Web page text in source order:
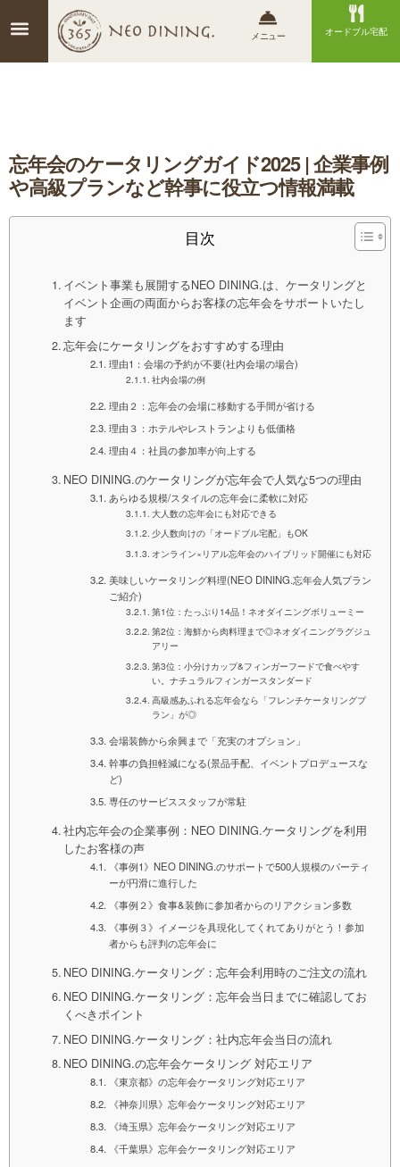
メニュー オードブル宅配
忘年会のケータリングガイド2025 | 企業事例
や高級プランなど幹事に役立つ情報満載
目次
イベント事業も展開するNEO DINING.は、ケータリングと
イベント企画の両面からお客様の忘年会をサポートいたし
ます
忘年会にケータリングをおすすめする理由
理由1：会場の予約が不要(社内会場の場合)
社内会場の例
理由２：忘年会の会場に移動する手間が省ける
理由３：ホテルやレストランよりも低価格
理由４：社員の参加率が向上する
NEO DINING.のケータリングが忘年会で人気な5つの理由
あらゆる規模/スタイルの忘年会に柔軟に対応
大人数の忘年会にも対応できる
少人数向けの「オードブル宅配」もOK
オンライン×リアル忘年会のハイブリッド開催にも対応
美味しいケータリング料理(NEO DINING.忘年会人気プラン
ご紹介)
第1位：たっぷり14品！ネオダイニングボリューミー
第2位：海鮮から肉料理まで◎ネオダイニングラグジュ
アリー
第3位：小分けカップ&フィンガーフードで食べやす
い。ナチュラルフィンガースタンダード
高級感あふれる忘年会なら「フレンチケータリングプ
ラン」が◎
会場装飾から余興まで「充実のオプション」
幹事の負担軽減になる(景品手配、イベントプロデュースな
ど)
専任のサービススタッフが常駐
社内忘年会の企業事例：NEO DINING.ケータリングを利用
したお客様の声
《事例1》NEO DINING.のサポートで500人規模のパーティ
ーが円滑に進行した
《事例２》食事&装飾に参加者からのリアクション多数
《事例３》イメージを具現化してくれてありがとう！参加
者からも評判の忘年会に
NEO DINING.ケータリング：忘年会利用時のご注文の流れ
NEO DINING.ケータリング：忘年会当日までに確認してお
くべきポイント
NEO DINING.ケータリング：社内忘年会当日の流れ
NEO DINING.の忘年会ケータリング 対応エリア
《東京都》の忘年会ケータリング対応エリア
《神奈川県》忘年会ケータリング対応エリア
《埼玉県》忘年会ケータリング対応エリア
《千葉県》忘年会ケータリング対応エリア